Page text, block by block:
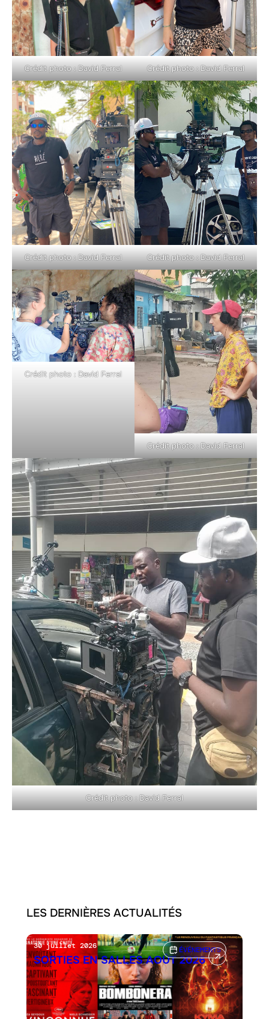
Crédit photo : David Ferral Crédit photo : David Ferral
Crédit photo : David Ferral Crédit photo : David Ferral
Crédit photo : David Ferral
Crédit photo : David Ferral
Crédit photo : David Ferral
LES DERNIÈRES ACTUALITÉS
ÉVÉNEMENTS
30 juillet 2026
SORTIES EN SALLES AOÛT 2026